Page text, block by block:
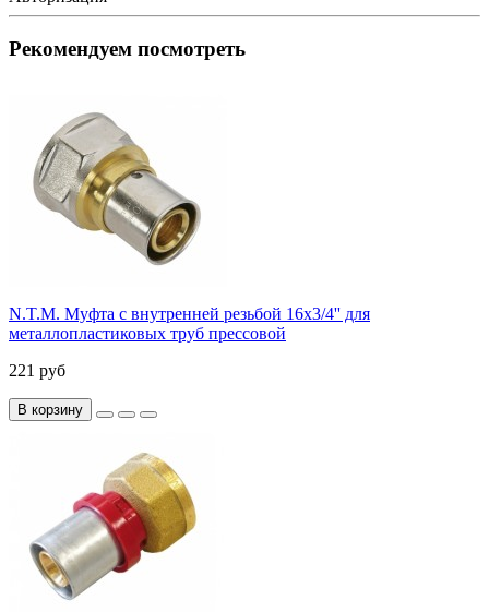
Рекомендуем посмотреть
N.T.M. Муфта с внутренней резьбой 16x3/4'' для
металлопластиковых труб прессовой
221 руб
В корзину